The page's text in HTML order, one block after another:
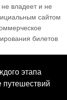
владеет и не
сайтом
билетов
этапа